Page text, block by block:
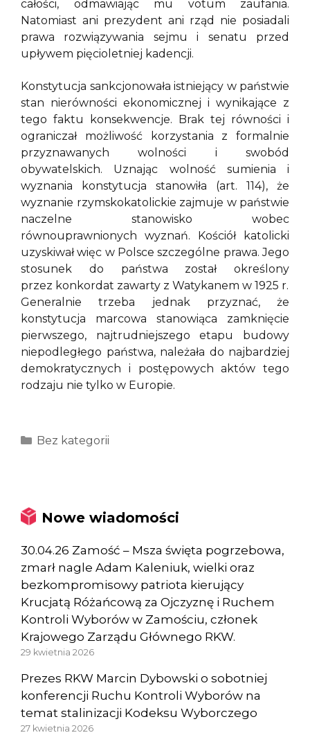
całości, odmawiając mu votum zaufania.
Natomiast ani prezydent ani rząd nie posiadali
prawa rozwiązywania sejmu i senatu przed
upływem pięcioletniej kadencji.
Konstytucja sankcjonowała istniejący w państwie
stan nierówności ekonomicznej i wynikające z
tego faktu konsekwencje. Brak tej równości i
ograniczał możliwość korzystania z formalnie
przyznawanych wolności i swobód
obywatelskich. Uznając wolność sumienia i
wyznania konstytucja stanowiła (art. 114), że
wyznanie rzymskokatolickie zajmuje w państwie
naczelne stanowisko wobec
równouprawnionych wyznań. Kościół katolicki
uzyskiwał więc w Polsce szczególne prawa. Jego
stosunek do państwa został określony
przez konkordat zawarty z Watykanem w 1925 r.
Generalnie trzeba jednak przyznać, że
konstytucja marcowa stanowiąca zamknięcie
pierwszego, najtrudniejszego etapu budowy
niepodległego państwa, należała do najbardziej
demokratycznych i postępowych aktów tego
rodzaju nie tylko w Europie.
Kategorie
Bez kategorii
Nowe wiadomości
30.04.26 Zamość – Msza święta pogrzebowa,
zmarł nagle Adam Kaleniuk, wielki oraz
bezkompromisowy patriota kierujący
Krucjatą Różańcową za Ojczyznę i Ruchem
Kontroli Wyborów w Zamościu, członek
Krajowego Zarządu Głównego RKW.
29 kwietnia 2026
Prezes RKW Marcin Dybowski o sobotniej
konferencji Ruchu Kontroli Wyborów na
temat stalinizacji Kodeksu Wyborczego
27 kwietnia 2026